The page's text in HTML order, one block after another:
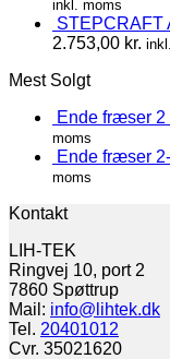
inkl. moms
STEPCRAFT
2.753,00 kr.
Mest Solgt
Ende fræser
moms
Ende fræser
moms
Kontakt
LIH-TEK
Ringvej 10, port 2
7860 Spøttrup
Mail: info@lihtek.dk
Tel. 20401012
Cvr. 35021620